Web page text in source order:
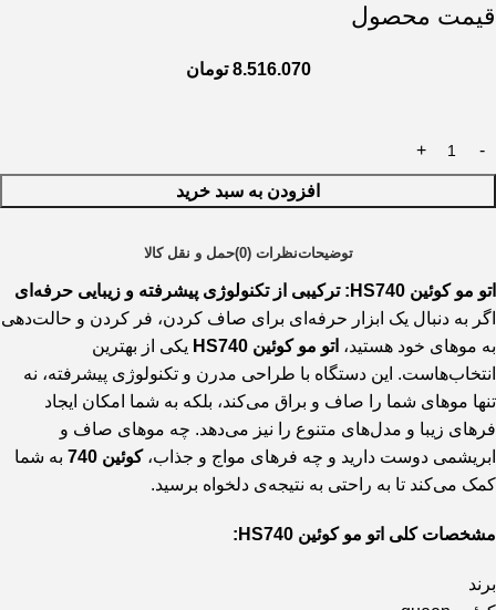
قیمت محصول
8.516.070 تومان
افزودن به سبد خرید
توضیحاتنظرات (0) حمل و نقل کالا
اتو مو کوئین HS740: ترکیبی از تکنولوژی پیشرفته و زیبایی حرفه‌ای
اگر به دنبال یک ابزار حرفه‌ای برای صاف کردن، فر کردن و حالت‌دهی
به موهای خود هستید، اتو مو کوئین HS740
یکی از بهترین
انتخاب‌هاست. این دستگاه با طراحی مدرن و تکنولوژی پیشرفته، نه
تنها موهای شما را صاف و براق می‌کند، بلکه به شما امکان ایجاد
فرهای زیبا و مدل‌های متنوع را نیز می‌دهد. چه موهای صاف و
ابریشمی دوست دارید و چه فرهای مواج و جذاب،کوئین 740
به شما
کمک می‌کند تا به راحتی به نتیجه‌ی دلخواه برسید.
مشخصات کلی اتو مو کوئین HS740:
برند